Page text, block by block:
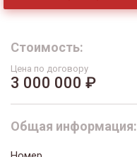
Стоимость:
Цена по договору
3 000 000 ₽
Общая информация: